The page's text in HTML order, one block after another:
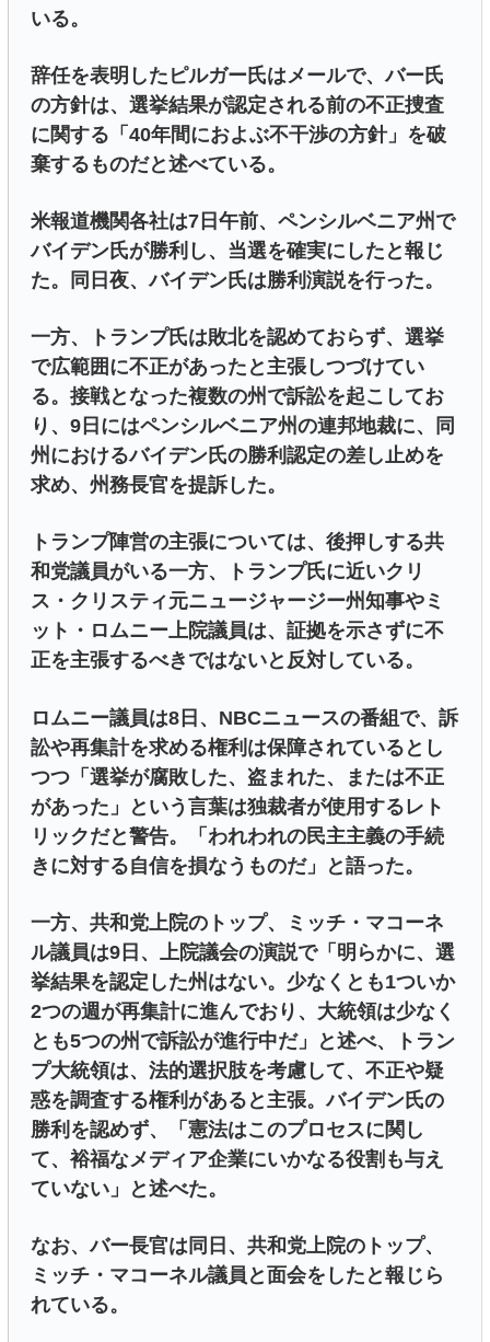
いる。
辞任を表明したピルガー氏はメールで、バー氏
の方針は、選挙結果が認定される前の不正捜査
に関する「40年間におよぶ不干渉の方針」を破
棄するものだと述べている。
米報道機関各社は7日午前、ペンシルベニア州で
バイデン氏が勝利し、当選を確実にしたと報じ
た。同日夜、バイデン氏は勝利演説を行った。
一方、トランプ氏は敗北を認めておらず、選挙
で広範囲に不正があったと主張しつづけてい
る。接戦となった複数の州で訴訟を起こしてお
り、9日にはペンシルベニア州の連邦地裁に、同
州におけるバイデン氏の勝利認定の差し止めを
求め、州務長官を提訴した。
トランプ陣営の主張については、後押しする共
和党議員がいる一方、トランプ氏に近いクリ
ス・クリスティ元ニュージャージー州知事やミ
ット・ロムニー上院議員は、証拠を示さずに不
正を主張するべきではないと反対している。
ロムニー議員は8日、NBCニュースの番組で、訴
訟や再集計を求める権利は保障されているとし
つつ「選挙が腐敗した、盗まれた、または不正
があった」という言葉は独裁者が使用するレト
リックだと警告。「われわれの民主主義の手続
きに対する自信を損なうものだ」と語った。
一方、共和党上院のトップ、ミッチ・マコーネ
ル議員は9日、上院議会の演説で「明らかに、選
挙結果を認定した州はない。少なくとも1ついか
2つの週が再集計に進んでおり、大統領は少なく
とも5つの州で訴訟が進行中だ」と述べ、トラン
プ大統領は、法的選択肢を考慮して、不正や疑
惑を調査する権利があると主張。バイデン氏の
勝利を認めず、「憲法はこのプロセスに関し
て、裕福なメディア企業にいかなる役割も与え
ていない」と述べた。
なお、バー長官は同日、共和党上院のトップ、
ミッチ・マコーネル議員と面会をしたと報じら
れている。